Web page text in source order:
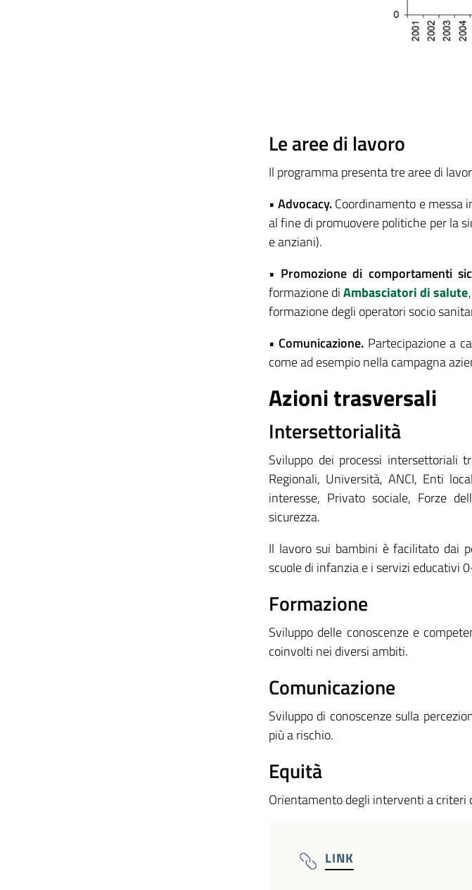
Le aree di lavoro
Il programma presenta tre aree di
• Advocacy.Coordinamento e
al fine di promuovere politiche per la
e anziani).
• Promozione di comportamenti
formazione diAmbasciatori di salute
formazione degli operatori socio
• Comunicazione. Partecipazione a
come ad esempio nella campagna
Azioni trasversali
Intersettorialità
Sviluppo dei processi intersettoriali
Regionali, Università, ANCI, Enti
interesse, Privato sociale, Forze
sicurezza.
Il lavoro sui bambini è facilitato dai
scuole di infanzia e i servizi educativi
Formazione
Sviluppo delle conoscenze e
coinvolti nei diversi ambiti.
Comunicazione
Sviluppo di conoscenze sulla
più a rischio.
Equità
Orientamento degli interventi a criteri
LINK